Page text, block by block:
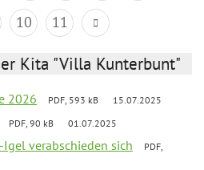
10 11
Kita "Villa Kunterbunt"
2026 PDF, 593 kB 15.07.2025
PDF, 90 kB 01.07.2025
verabschieden sich
PDF,